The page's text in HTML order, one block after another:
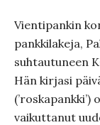
Vientipankin
pankkilakeja,
suhtautuneen
Hän kirjasi
vaikuttanut